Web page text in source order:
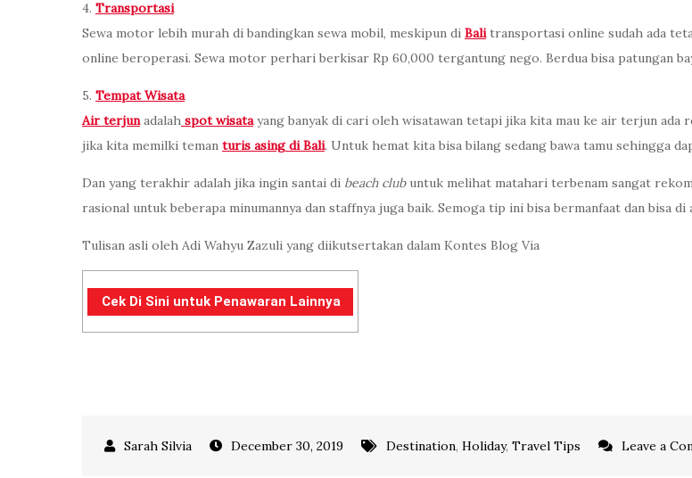
4. Transportasi
Sewa motor lebih murah di bandingkan sewa mobil, meskipun di Balitransportasi online sudah ada
online beroperasi. Sewa motor perhari berkisar Rp 60,000 tergantung nego. Berdua bisa patungan
5. Tempat Wisata
Air terjunadalah spot wisatayang banyak di cari oleh wisatawan tetapi jika kita mau ke air terjun
jika kita memilki teman turis asing di Bali. Untuk hemat kita bisa bilang sedang bawa tamu sehingga
Dan yang terakhir adalah jika ingin santai di beach clubuntuk melihat matahari terbenam sangat
rasional untuk beberapa minumannya dan staffnya juga baik. Semoga tip ini bisa bermanfaat dan bisa di
Tulisan asli oleh Adi Wahyu Zazuli yang diikutsertakan dalam Kontes Blog Via
Cek Di Sini untuk Penawaran Lainnya
December 30, 2019 Destination, Holiday, Travel Tips Leave a